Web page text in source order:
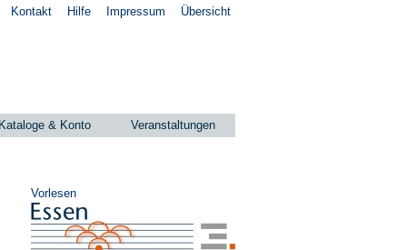
Kontakt Hilfe Impressum Übersicht
& Konto Veranstaltungen
Vorlesen